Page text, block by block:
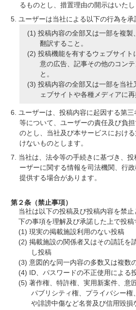
るものとし、措置理由の開示はいたし
ユーザーは当社による以下の行為を承
投稿内容の全部又は一部を複製
翻訳すること。
投稿機能を有するウェブサイト
意の広告、記事その他のコン
と。
投稿内容の全部又は一部を当社
ェブサイトや各種メディアに再
ユーザーは、投稿内容に起因する第
等について、ユーザーの責任及び負
のとし、当社及び本サービスにおけ
けないものとします。
当社は、法令等の手続きに基づき、
ーザーに関する情報を司法機関、行
提供する場合があります。
第２条（禁止事項）
当社は以下の投稿及び投稿内容を禁
下の事項を理解及び承諾した上で投稿
現実の掲載施設利用のない投稿
掲載施設の関係者又はその請託を
し投稿
意図的な同一内容の多数又は複数
ID、パスワードの不正使用による
著作権、特許権、実用新案件、意
パブリシティ権、プライバシー権
や誹謗中傷など名誉及び信用毀損